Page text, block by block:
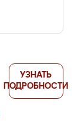
УЗНАТЬ
ПОДРОБНОСТИ